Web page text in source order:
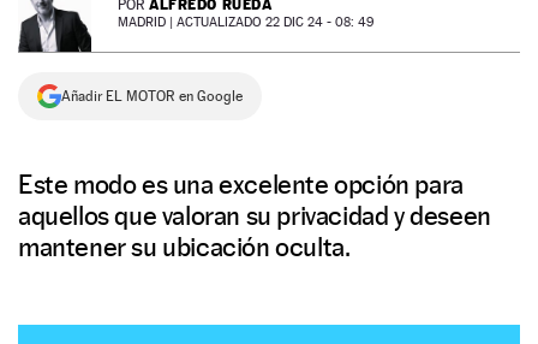
NEWSLETTER
SÍGUENOS
POR ALFREDO RUEDA
MADRID | ACTUALIZADO 22 DIC 24 - 08: 49
Añadir EL MOTOR en Google
Este modo es una excelente opción para
aquellos que valoran su privacidad y deseen
mantener su ubicación oculta.